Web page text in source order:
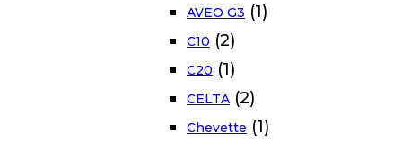
AVEO G3 (1)
C10 (2)
C20 (1)
CELTA (2)
Chevette (1)